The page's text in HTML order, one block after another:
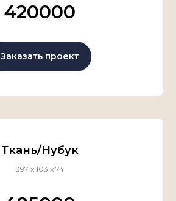
420000
Заказать проект
Ткань/Нубук
397 х 103 х 74